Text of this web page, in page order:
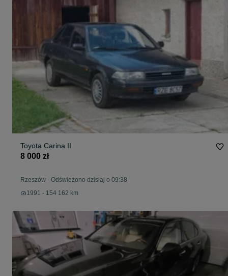
Toyota Carina II
8 000 zł
Rzeszów - Odświeżono dzisiaj o 09:38
1991 - 154 162 km